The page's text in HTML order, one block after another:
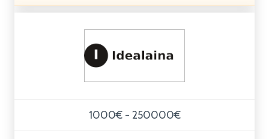
1000€ - 250000€